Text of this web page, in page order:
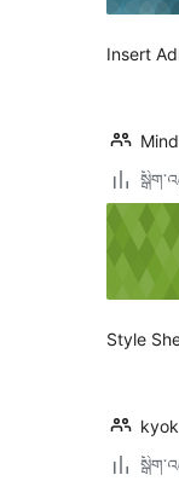
Insert
Style